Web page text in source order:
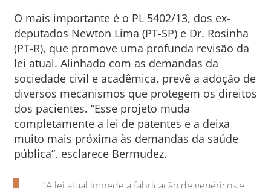
O mais importante é o PL 5402/13, dos ex-
deputados Newton Lima (PT-SP) e Dr. Rosinha
(PT-R), que promove uma profunda revisão da
lei atual. Alinhado com as demandas da
sociedade civil e acadêmica, prevê a adoção de
diversos mecanismos que protegem os direitos
dos pacientes. “Esse projeto muda
completamente a lei de patentes e a deixa
muito mais próxima às demandas da saúde
pública”, esclarece Bermudez.